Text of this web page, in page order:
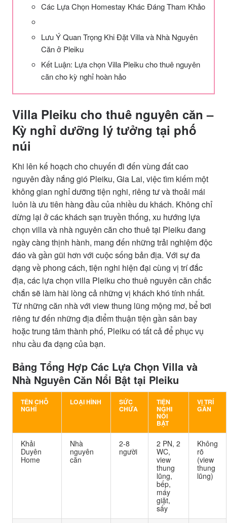
Các Lựa Chọn Homestay Khác Đáng Tham Khảo
Lưu Ý Quan Trọng Khi Đặt Villa và Nhà Nguyên
Căn ở Pleiku
Kết Luận: Lựa chọn Villa Pleiku cho thuê nguyên
căn cho kỳ nghỉ hoàn hảo
Villa Pleiku cho thuê nguyên căn –
Kỳ nghỉ dưỡng lý tưởng tại phố
núi
Khi lên kế hoạch cho chuyến đi đến vùng đất cao
nguyên đầy nắng gió Pleiku, Gia Lai, việc tìm kiếm một
không gian nghỉ dưỡng tiện nghi, riêng tư và thoải mái
luôn là ưu tiên hàng đầu của nhiều du khách. Không chỉ
dừng lại ở các khách sạn truyền thống, xu hướng lựa
chọn villa và nhà nguyên căn cho thuê tại Pleiku đang
ngày càng thịnh hành, mang đến những trải nghiệm độc
đáo và gần gũi hơn với cuộc sống bản địa. Với sự đa
dạng về phong cách, tiện nghi hiện đại cùng vị trí đắc
địa, các lựa chọn villa Pleiku cho thuê nguyên căn chắc
chắn sẽ làm hài lòng cả những vị khách khó tính nhất.
Từ những căn nhà với view thung lũng mộng mơ, bể bơi
riêng tư đến những địa điểm thuận tiện gần sân bay
hoặc trung tâm thành phố, Pleiku có tất cả để phục vụ
nhu cầu đa dạng của bạn.
Bảng Tổng Hợp Các Lựa Chọn Villa và
Nhà Nguyên Căn Nổi Bật tại Pleiku
TÊN CHỖ
NGHỈ
LOẠI HÌNH SỨC
CHỨA
TIỆN
NGHI
NỔI
BẬT
VỊ TRÍ
GẦN
Khải
Duyên
Home
Nhà
nguyên
căn
2-8
người
2 PN, 2
WC,
view
thung
lũng,
bếp,
máy
giặt,
sấy
Không
rõ
(view
thung
lũng)